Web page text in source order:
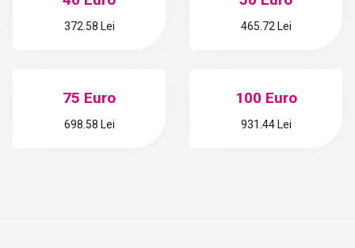
372.58 Lei 465.72 Lei
75 Euro
698.58 Lei
100 Euro
931.44 Lei